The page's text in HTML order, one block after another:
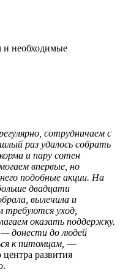
и необходимые
сотрудничаем с
раз удалось собрать
и пару сотен
впервые, но
подобные акции. На
двадцати
вылечила и
требуются уход,
оказать поддержку.
— донести до людей
к питомцам, —
центра развития